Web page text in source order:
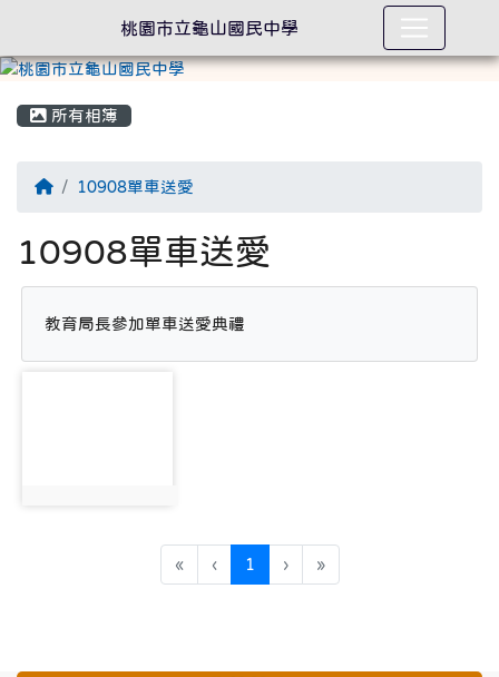
所有相簿
回首頁10908單車送愛
10908單車送愛
教育局長參加單車送愛典禮
« ‹ 1 (目前頁次)
› »
桃園市立龜山國民中學